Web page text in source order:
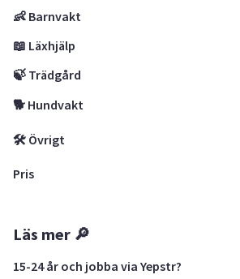
👶 Barnvakt
📖 Läxhjälp
🍃 Trädgård
🐕 Hundvakt
🛠 Övrigt
Pris
Läs mer 🔎
15-24 år och jobba via Yepstr?